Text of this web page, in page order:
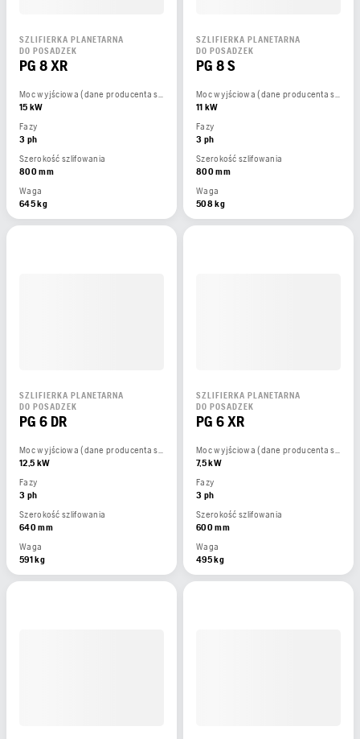
SZLIFIERKA PLANETARNA
DO POSADZEK
PG 8 XR
Moc wyjściowa (dane producenta silnika)
15 kW
Fazy
3 ph
Szerokość szlifowania
800 mm
Waga
645 kg
SZLIFIERKA PLANETARNA
DO POSADZEK
PG 8 S
Moc wyjściowa (dane producenta silnika)
11 kW
Fazy
3 ph
Szerokość szlifowania
800 mm
Waga
508 kg
SZLIFIERKA PLANETARNA
DO POSADZEK
PG 6 DR
Moc wyjściowa (dane producenta silnika)
12,5 kW
Fazy
3 ph
Szerokość szlifowania
640 mm
Waga
591 kg
SZLIFIERKA PLANETARNA
DO POSADZEK
PG 6 XR
Moc wyjściowa (dane producenta silnika)
7,5 kW
Fazy
3 ph
Szerokość szlifowania
600 mm
Waga
495 kg